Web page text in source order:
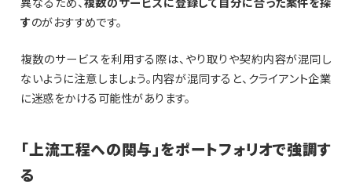
すのがおすすめです。
複数のサービスを利用する際は、やり取りや契約内容が混同し
ないように注意しましょう。内容が混同すると、クライアント企業
に迷惑をかける可能性があります。
「上流工程への関与」をポートフォリオで強調す
る